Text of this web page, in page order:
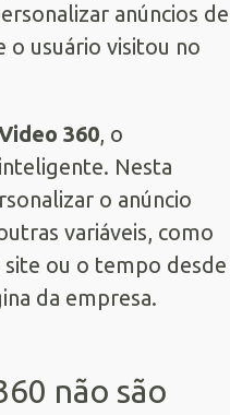
anúncios de
o usuário visitou no
360, o
Nesta
o anúncio
variáveis, como
ou o tempo desde
da empresa.
não são